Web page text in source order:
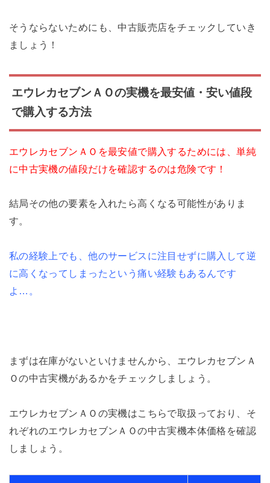
そうならないためにも、中古販売店をチェックしていき
ましょう！
エウレカセブンＡＯの実機を最安値・安い値段
で購入する方法
エウレカセブンＡＯを最安値で購入するためには、単純
に中古実機の値段だけを確認するのは危険です！
結局その他の要素を入れたら高くなる可能性がありま
す。
私の経験上でも、他のサービスに注目せずに購入して逆
に高くなってしまったという痛い経験もあるんです
よ…。
まずは在庫がないといけませんから、エウレカセブンＡ
Ｏの中古実機があるかをチェックしましょう。
エウレカセブンＡＯの実機はこちらで取扱っており、そ
れぞれのエウレカセブンＡＯの中古実機本体価格を確認
しましょう。